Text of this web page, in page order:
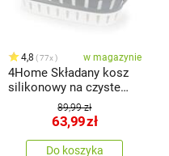
4,8 77x w magazynie
4Home Składany kosz
silikonowy na czyste
ubrania Clean
89,99 zł
63,99zł
Do koszyka